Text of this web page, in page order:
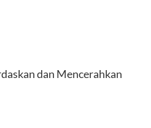
dan Mencerahkan